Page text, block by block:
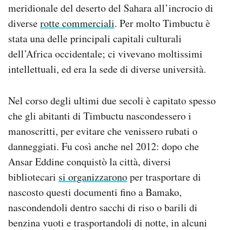
meridionale del deserto del Sahara all’incrocio di
diverserotte commerciali. Per molto Timbuctu è
stata una delle principali capitali culturali
dell’Africa occidentale; ci vivevano moltissimi
intellettuali, ed era la sede di diverse università.
Nel corso degli ultimi due secoli è capitato spesso
che gli abitanti di Timbuctu nascondessero i
manoscritti, per evitare che venissero rubati o
danneggiati. Fu così anche nel 2012: dopo che
Ansar Eddine conquistò la città, diversi
bibliotecari si organizzaronoper trasportare di
nascosto questi documenti fino a Bamako,
nascondendoli dentro sacchi di riso o barili di
benzina vuoti e trasportandoli di notte, in alcuni